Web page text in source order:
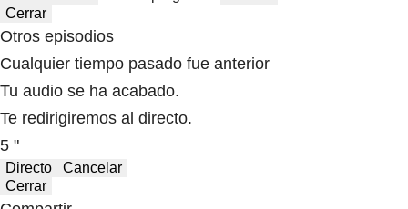
Cerrar
Otros episodios
Cualquier tiempo pasado fue anterior
Tu audio se ha acabado.
Te redirigiremos al directo.
5 "
Directo
Cancelar
Cerrar